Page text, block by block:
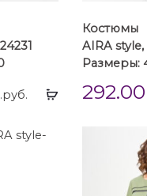
Выбрать
Костюмы
AIRA style,
Размеры:
292.00